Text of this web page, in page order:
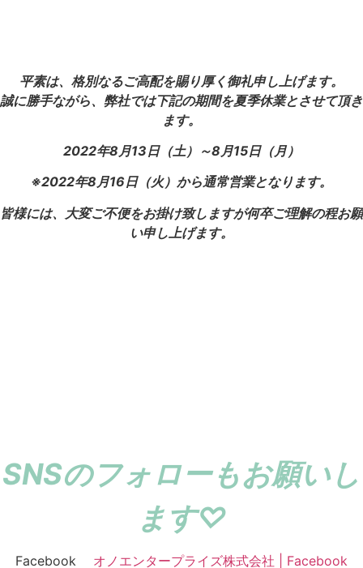
平素は、格別なるご高配を賜り厚く御礼申し上げます。
誠に勝手ながら、弊社では下記の期間を夏季休業とさせて頂き
ます。
2022年8月13日（土）～8月15日（月）
※2022年8月16日（火）から通常営業となります。
皆様には、大変ご不便をお掛け致しますが何卒ご理解の程お願
い申し上げます。
SNSのフォローもお願いし
ます♡
Facebook オノエンタープライズ株式会社 | Facebook